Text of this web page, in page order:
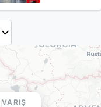
VARIŞ